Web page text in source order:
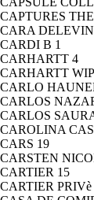
CAPTURES
CARA
CARDI B 1
CARHARTT 4
CARHARTT WIP
CARLO
CARLOS
CARLOS
CAROLINA
CARS 19
CARSTEN
CARTIER 15
CARTIER PRIVè